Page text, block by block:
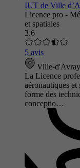
IUT de Ville
Licence pro -
et spatiales
3.6
5 avis
Ville-
La Licence
aéronautiques
forme des
conceptio…